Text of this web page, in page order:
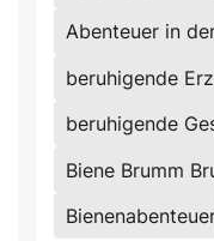
Abenteuer in
beruhigende
beruhigende
Biene Brumm